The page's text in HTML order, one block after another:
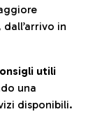
in
utili
una
disponibili.